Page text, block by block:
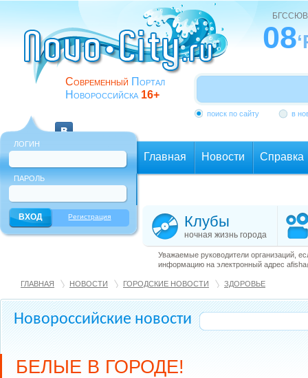
Современный Портал
Новороссийска 16+
08
поиск по сайту в
ЛОГИН
ПАРОЛЬ
Регистрация
Главная Новости Справка
Клубы
ночная жизнь города
Уважаемые руководители организаций,
информацию на электронный адрес
ГЛАВНАЯ НОВОСТИ ГОРОДСКИЕ НОВОСТИ ЗДОРОВЬЕ
Новороссийские новости
БЕЛЫЕ В ГОРОДЕ!